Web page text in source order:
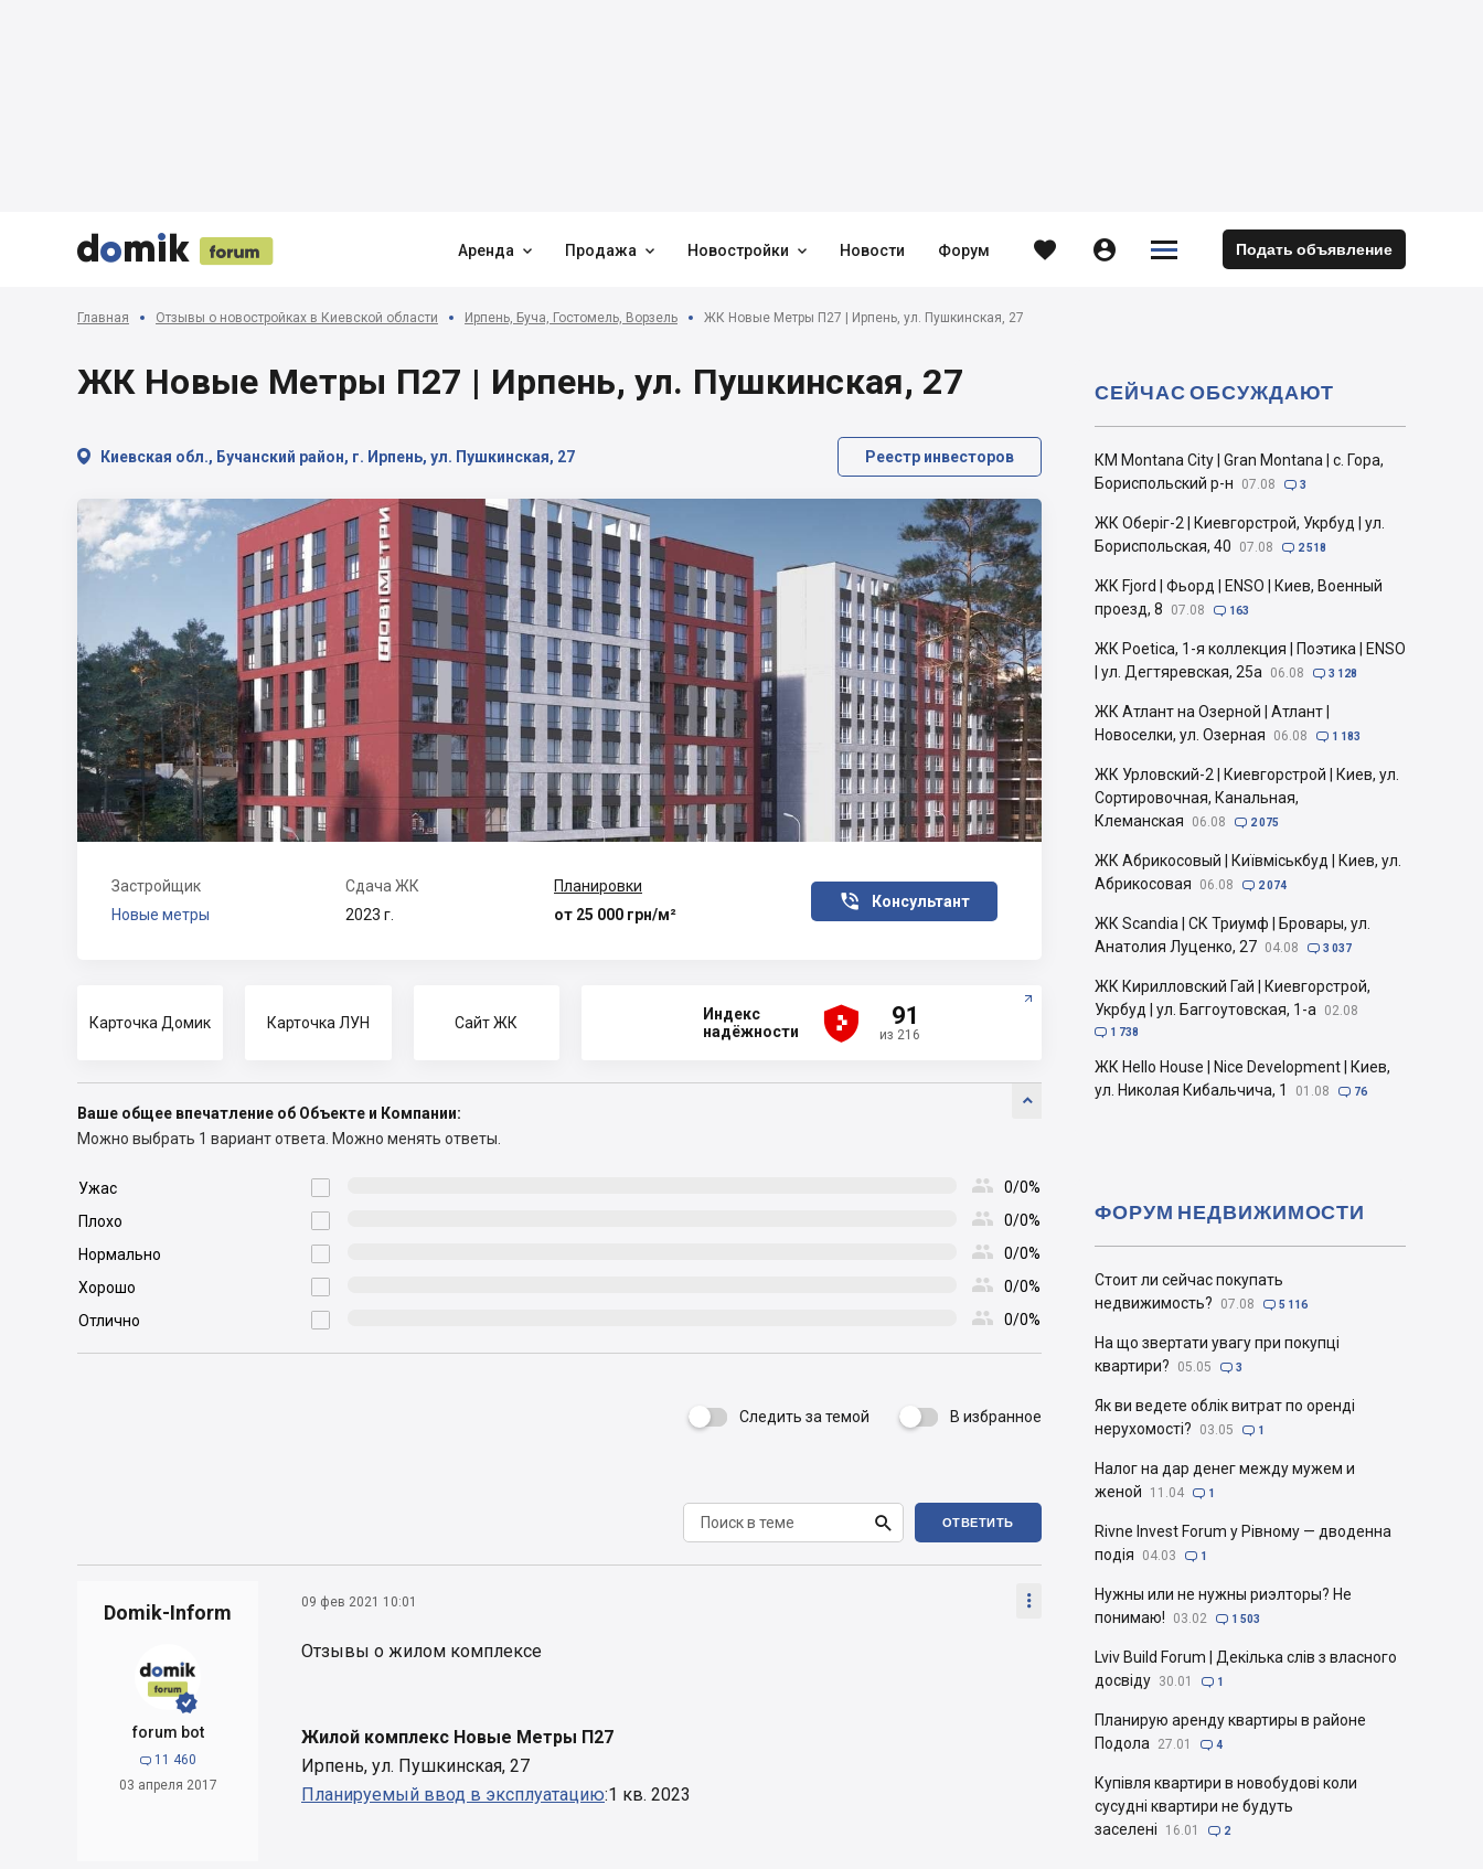


 
 Аренда  Продажа  Новостройки  Новости Форум   

 Подать объявление
Главная Отзывы о новостройках в Киевской области Ирпень, Буча, Гостомель, Ворзель ЖК Новые Метры П27 | Ирпень, ул. Пушкинская, 27
ЖК Новые Метры П27 | Ирпень, ул. Пушкинская, 27
 Киевская обл., Бучанский район, г. Ирпень, ул. Пушкинская, 27 Реестр инвесторов
Застройщик
Новые метры
Сдача ЖК
2023 г.
Планировки
от 25 000 грн/м²
Консультант

Карточка Домик Карточка ЛУН Сайт ЖК
Индекс
надёжности




 91
из 216

Ваше общее впечатление об Объекте и Компании:
Можно выбрать 1 вариант ответа. Можно менять ответы.

Ужас  0/0%

Плохо  0/0%

Нормально  0/0%

Хорошо  0/0%

Отлично  0/0%
Следить за темой  В избранное
 ОТВЕТИТЬ
Domik-Inform


forum bot
 11 460
03 апреля 2017
09 фев 2021 10:01 
Отзывы о жилом комплексе
Жилой комплекс Новые Метры П27
Ирпень, ул. Пушкинская, 27
Планируемый ввод в эксплуатацию:1 кв. 2023
КМ Montana City | Gran Montana | с. Гора,
Бориспольский р-н
07.08  3
ЖК Оберіг-2 | Киевгорстрой, Укрбуд | ул.
Бориспольская, 40
07.08  2 518
ЖК Fjord | Фьорд | ENSO | Киев, Военный
проезд, 8
07.08  163
ЖК Poetica, 1-я коллекция | Поэтика | ENSO
| ул. Дегтяревская, 25а
06.08  3 128
ЖК Атлант на Озерной | Атлант |
Новоселки, ул. Озерная
06.08  1 183
ЖК Урловский-2 | Киевгорстрой | Киев, ул.
Сортировочная, Канальная,
Клеманская
06.08  2 075
ЖК Абрикосовый | Київміськбуд | Киев, ул.
Абрикосовая
06.08  2 074
ЖК Scandia | СК Триумф | Бровары, ул.
Анатолия Луценко, 27 04.08  3 037
ЖК Кирилловский Гай | Киевгорстрой,
Укрбуд | ул. Баггоутовская, 1-а
02.08
 1 738
ЖК Hello House | Nice Development | Киев,
ул. Николая Кибальчича, 1
01.08  76
СЕЙЧАС ОБСУЖДАЮТ
Стоит ли сейчас покупать
недвижимость?
07.08  5 116
На що звертати увагу при покупці
квартири?
05.05  3
Як ви ведете облік витрат по оренді
нерухомості?
03.05  1
Налог на дар денег между мужем и
женой
11.04  1
Rivne Invest Forum у Рівному — дводенна
подія
04.03  1
Нужны или не нужны риэлторы? Не
понимаю!
03.02  1 503
Lviv Build Forum | Декілька слів з власного
досвіду 30.01  1
Планирую аренду квартиры в районе
Подола
27.01  4
Купівля квартири в новобудові коли
сусудні квартири не будуть
заселені
16.01  2
ФОРУМ НЕДВИЖИМОСТИ